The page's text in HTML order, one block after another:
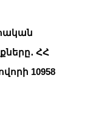
ՀՀ
10958